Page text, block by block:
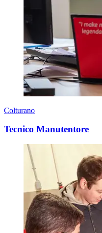
Colturano
Tecnico Manutentore